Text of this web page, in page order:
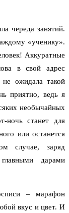
череда занятий.
«ученику».
Аккуратные
в свой адрес
ожидала такой
приятно, ведь я
необычайных
ночь станет для
или останется
случае, заряд
дарами
– марафон
вкус и цвет. И